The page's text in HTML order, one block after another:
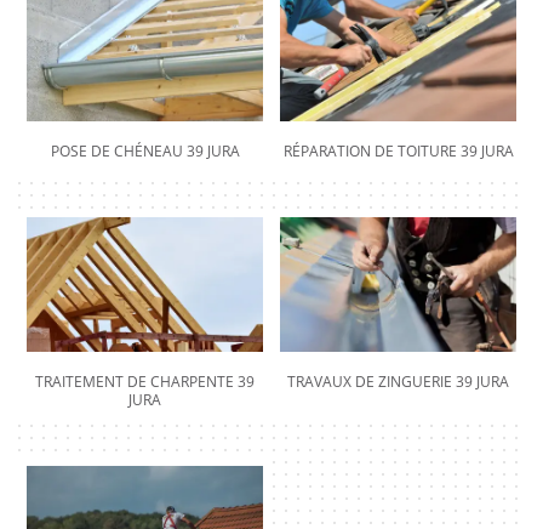
POSE DE CHÉNEAU 39 JURA RÉPARATION DE TOITURE 39 JURA
TRAITEMENT DE CHARPENTE 39
JURA
TRAVAUX DE ZINGUERIE 39 JURA